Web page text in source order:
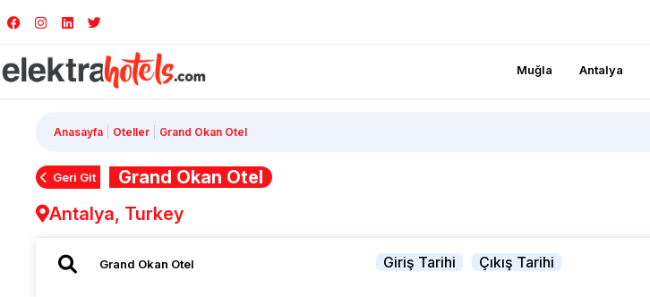
Muğla Antalya
Anasayfa Oteller Grand Okan Otel
Geri Git
Grand Okan Otel
Antalya, Turkey
Giriş Tarihi Çıkış Tarihi